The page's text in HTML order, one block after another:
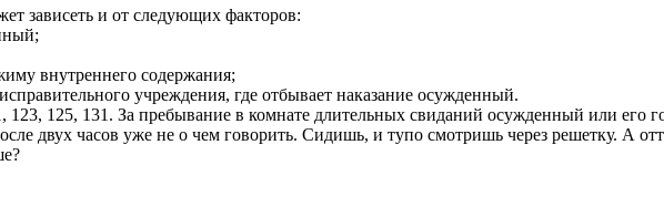
зависеть и от следующих факторов:
внутреннего содержания;
учреждения, где отбывает наказание осужденный.
125, 131. За пребывание в комнате длительных свиданий осужденный или его
двух часов уже не о чем говорить. Сидишь, и тупо смотришь через решетку. А